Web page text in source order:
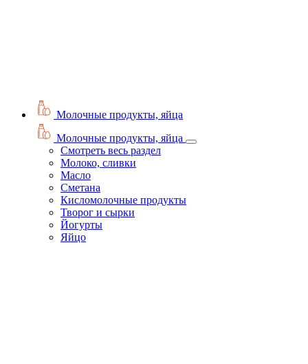
Молочные продукты, яйца
Молочные продукты, яйца
Смотреть весь раздел
Молоко, сливки
Масло
Сметана
Кисломолочные продукты
Творог и сырки
Йогурты
Яйцо